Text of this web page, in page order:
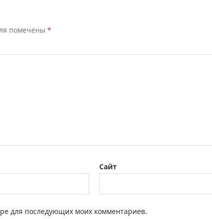
помечены *
Сайт
для последующих моих комментариев.